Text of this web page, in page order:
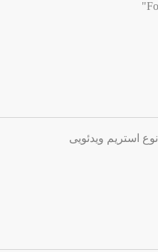
استریم ویدئویی